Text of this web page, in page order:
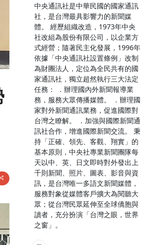
中央通訊社是中華民國的國家通訊
社，是台灣最具影響力的新聞媒
體。 經歷組織改造，1973年中央
社改組為股份有限公司，以企業方
式經營；隨著民主化發展，1996年
依據「中央通訊社設置條例」改制
為財團法人，定位為全民共有的國
家通訊社，獨立超然執行三大法定
任務： ．辦理國內外新聞報導業
務，服務大眾傳播媒體。 ．辦理國
家對外新聞通訊業務，促進國際對
台灣之瞭解。 ．加強與國際新聞通
訊社合作，增進國際新聞交流。 秉
持「正確、領先、客觀、翔實」的
基本原則，中央社專業新聞團隊每
天以中、英、日文即時對外發出上
千則新聞、照片、圖表、影音與資
訊，是台灣唯一多語文新聞媒體，
服務對象從媒體客戶擴大為閱聽大
眾；從台灣民眾延伸至全球僑胞與
讀者，充分扮演「台灣之眼，世界
之窗」。